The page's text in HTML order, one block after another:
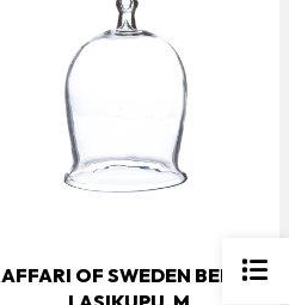
AFFARI OF SWEDEN BELLA